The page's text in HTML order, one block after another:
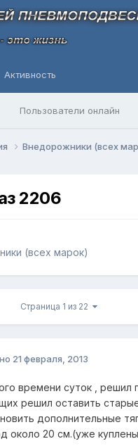
Пользователи онлайн
Активность
Внедорожники (всех
2206
(всех марок)
Страница 1 из 22
21 февраля, 2013
времени суток , решил
решил оставить
дополнительные
около 20 см.(уже